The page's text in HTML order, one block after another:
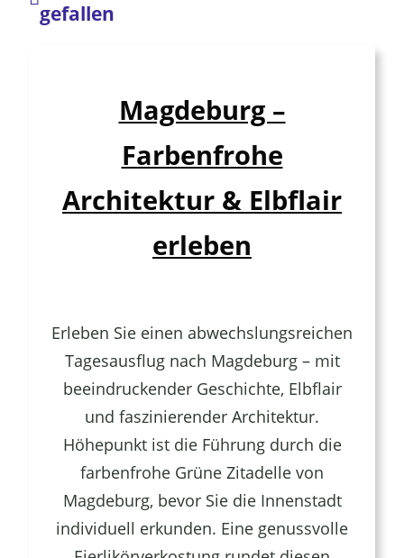
gefallen
Magdeburg –
Farbenfrohe
Architektur & Elbflair
erleben
Erleben Sie einen abwechslungsreichen
Tagesausflug nach Magdeburg – mit
beeindruckender Geschichte, Elbflair
und faszinierender Architektur.
Höhepunkt ist die Führung durch die
farbenfrohe Grüne Zitadelle von
Magdeburg, bevor Sie die Innenstadt
individuell erkunden. Eine genussvolle